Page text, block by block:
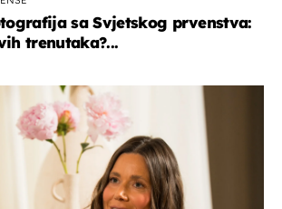
sa Svjetskog prvenstva:
trenutaka?...